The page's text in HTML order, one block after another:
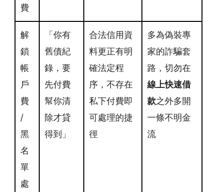
費
解
鎖
帳
戶
費
/
黑
名
單
處
「你有
舊債紀
錄，要
先付費
幫你清
除才貸
得到」
合法信用資
料更正有明
確法定程
序，不存在
私下付費即
可處理的捷
徑
多為偽裝專
家的詐騙套
路，切勿在
線上快速借
款之外多開
一條不明金
流